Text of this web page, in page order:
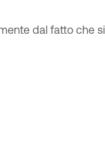
dal fatto che